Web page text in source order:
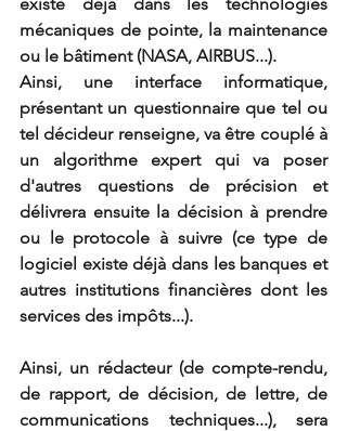
mécaniques de pointe, la maintenance
ou le bâtiment (NASA, AIRBUS...).
Ainsi, une interface informatique,
présentant un questionnaire que tel ou
tel décideur renseigne, va être couplé à
un algorithme expert qui va poser
d'autres questions de précision et
délivrera ensuite la décision à prendre
ou le protocole à suivre (ce type de
logiciel existe déjà dans les banques et
autres institutions financières dont les
services des impôts...).
Ainsi, un rédacteur (de compte-rendu,
de rapport, de décision, de lettre, de
communications techniques...), sera